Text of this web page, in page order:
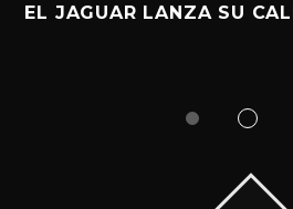
EL JAGUAR LANZA SU